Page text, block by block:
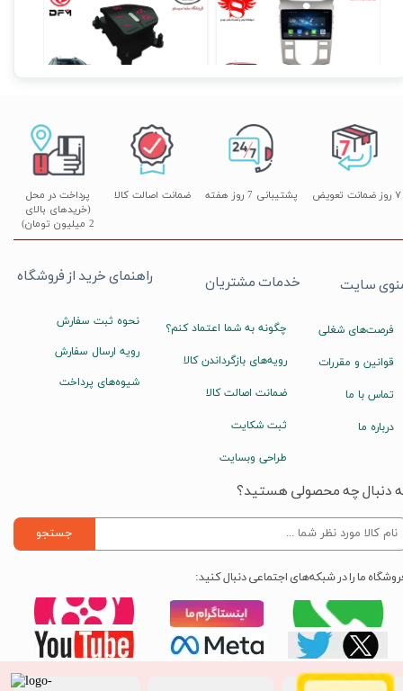
کروز کنترل و لیمیتر فابریک H30 کراس
۲۰,۵۰۰,۰۰۰ تومان
۲۰,۱۹۰,۰۰۰ تومان
مانیتور فابریک سراتو Cerato کیا فول تاچ مدل T3L2021
۱۲,۹۰۰,۰۰۰ تومان
پشتیبانی 7 روز هفته
پرداخت در محل
(خریدهای بالای
2 میلیون تومان)
۷ روز ضمانت تعویض ضمانت اصالت کالا
راهنمای خرید از فروشگاه
نحوه ثبت سفارش
رویه ارسال سفارش
شیوه‌های پرداخت
خدمات مشتریان
چگونه به شما اعتماد کنم؟
رویه‌های بازگرداندن کالا
ضمانت اصالت کالا
ثبت شکایت
طراحی وبسایت
سایت
فرصت‌های شغلی
قوانین و مقررات
تماس با ما
درباره ما
دنبال چه محصولی هستید؟
جستجو
ما را در شبکه‌های اجتماعی دنبال کنید: